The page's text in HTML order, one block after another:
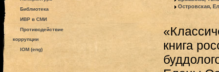
Библиотека
ИВР в СМИ
Противодействие
коррупции
IOM (eng)
Островская,
книга